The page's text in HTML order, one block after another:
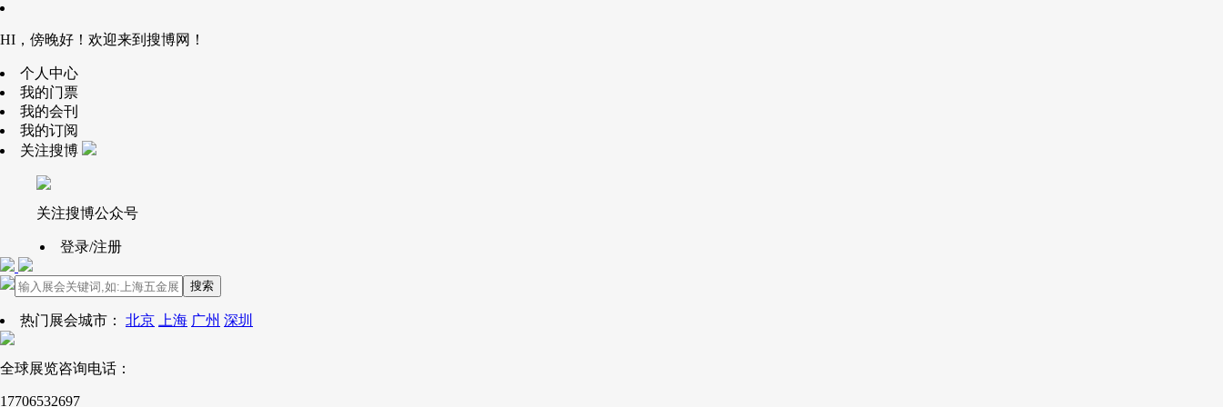
HI，傍晚好！欢迎来到搜博网！
个人中心
我的门票
我的会刊
我的订阅
关注搜博
关注搜博公众号
登录/注册
搜索
热门展会城市： 北京 上海 广州 深圳
全球展览咨询电话：
17706532697